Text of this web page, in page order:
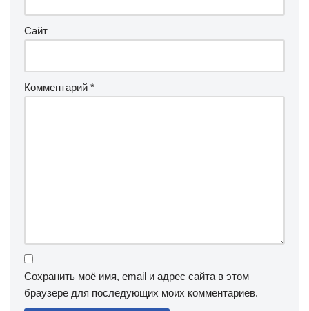
Сайт
Комментарий *
Сохранить моё имя, email и адрес сайта в этом
браузере для последующих моих комментариев.